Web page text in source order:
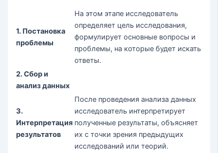
1. Постановка
проблемы
На этом этапе исследователь
определяет цель исследования,
формулирует основные вопросы и
проблемы, на которые будет искать
ответы.
2. Сбор и
анализ данных
3.
Интерпретация
результатов
После проведения анализа данных
исследователь интерпретирует
полученные результаты, объясняет
их с точки зрения предыдущих
исследований или теорий.